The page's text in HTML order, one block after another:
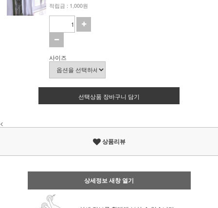
적립금 : 1,000원
사이즈
선택상품 장바구니 담기
<
상품리뷰
상세정보 새창 열기